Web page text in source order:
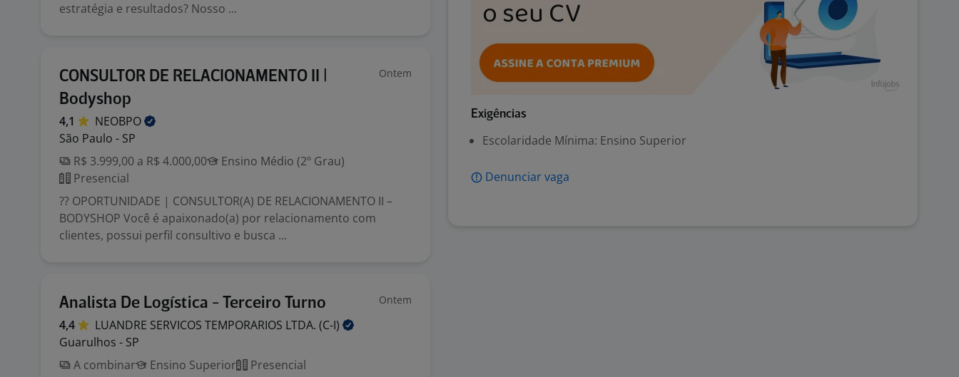
estratégia e resultados? Nosso ...
CONSULTOR DE RELACIONAMENTO II |
Bodyshop
Ontem
4,1
NEOBPO
São Paulo - SP
R$ 3.999,00 a R$ 4.000,00
Ensino Médio (2º Grau)
Presencial
?? OPORTUNIDADE | CONSULTOR(A) DE RELACIONAMENTO II –
BODYSHOP Você é apaixonado(a) por relacionamento com
clientes, possui perfil consultivo e busca ...
Analista De Logística - Terceiro Turno Ontem
4,4 LUANDRE SERVICOS TEMPORARIOS LTDA. (C-I)
Guarulhos - SP
A combinar
Ensino Superior
Presencial
Exigências
Escolaridade Mínima: Ensino Superior
Denunciar vaga